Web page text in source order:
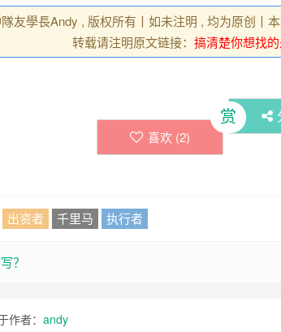
友學長Andy , 版权所有丨如未注明 , 均为原创丨
转载请注明原文链接： 搞清楚你想找
喜欢 (2)
赏
出资者 千里马 执行者
？
作者： andy